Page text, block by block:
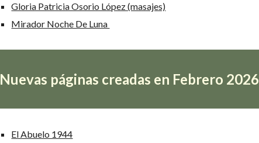
Gloria Patricia Osorio López (masajes)
Mirador Noche De Luna
Nuevas páginas creadas en Febrero 2026
El Abuelo 1944